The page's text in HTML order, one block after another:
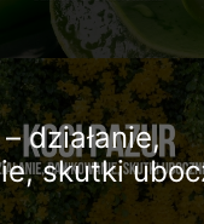
działanie,
skutki